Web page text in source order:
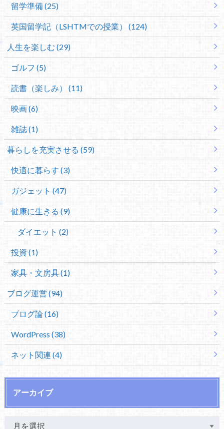
留学準備 (25)
英国留学記（LSHTMでの授業） (124)
人生を楽しむ (29)
ゴルフ (5)
読書（楽しみ） (11)
映画 (6)
雑誌 (1)
暮らしを充実させる (59)
快適に暮らす (3)
ガジェット (47)
健康に生きる (9)
ダイエット (2)
投資 (1)
家具・文房具 (1)
ブログ運営 (94)
ブログ論 (16)
WordPress (38)
ネット関連 (4)
アーカイブ